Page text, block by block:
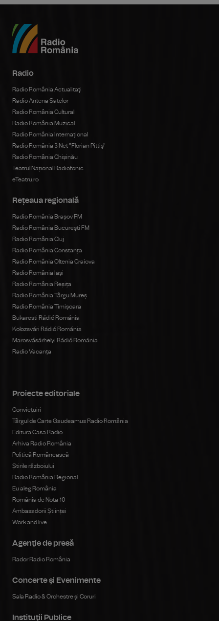
Radio
Radio România Actualitaţi
Radio Antena Satelor
Radio România Cultural
Radio România Muzical
Radio România Internațional
Radio România 3 Net "Florian Pittiş"
Radio România Chișinău
Teatrul Național Radiofonic
eTeatru.ro
Rețeaua regională
Radio România Brașov FM
Radio România Bucureşti FM
Radio România Cluj
Radio România Constanța
Radio România Oltenia Craiova
Radio România Iași
Radio România Reșița
Radio România Târgu Mureș
Radio România Timișoara
Bukaresti Rádió Románia
Kolozsvári Rádió Románia
Marosvásárhelyi Rádió Románia
Radio Vacanța
Proiecte editoriale
Conviețuiri
Târgul de Carte Gaudeamus Radio România
Editura Casa Radio
Arhiva Radio România
Politică Românească
Știrile războiului
Radio România Regional
Eu aleg România
România de Nota 10
Ambasadorii Științei
Work and live
Agenţie de presă
Rador Radio România
Concerte şi Evenimente
Sala Radio & Orchestre și Coruri
Instituţii Publice